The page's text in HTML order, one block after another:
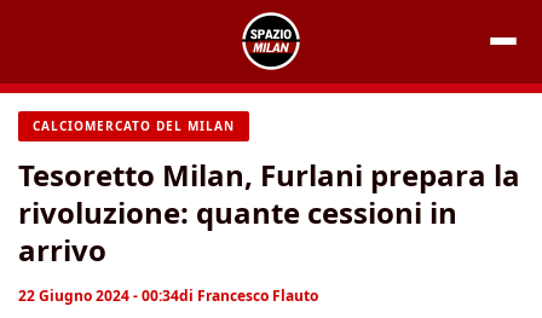
contenuto
CALCIOMERCATO DEL MILAN
Tesoretto Milan, Furlani prepara la
rivoluzione: quante cessioni in
arrivo
22 Giugno 2024 - 00:34di Francesco Flauto